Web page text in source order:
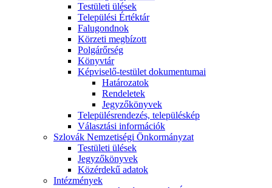
Testületi ülések
Települési Értéktár
Falugondnok
Körzeti megbízott
Polgárőrség
Könyvtár
Képviselő-testület dokumentumai
Határozatok
Rendeletek
Jegyzőkönyvek
Településrendezés, településkép
Választási információk
Szlovák Nemzetiségi Önkormányzat
Testületi ülések
Jegyzőkönyvek
Közérdekű adatok
Intézmények